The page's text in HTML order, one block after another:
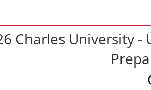
Charles University -